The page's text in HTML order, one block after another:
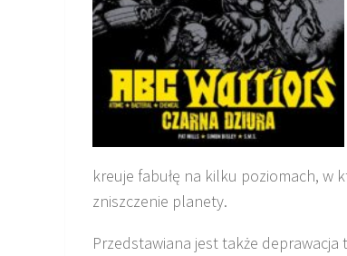
kreuje fabułę na kilku poziomach, w
zniszczenie planety.
Przedstawiana jest także